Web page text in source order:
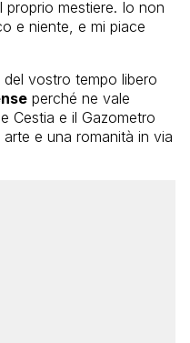
mestiere. Io non
e niente, e mi piace
vostro tempo libero
perché ne vale
Cestia e il Gazometro
e una romanità in via